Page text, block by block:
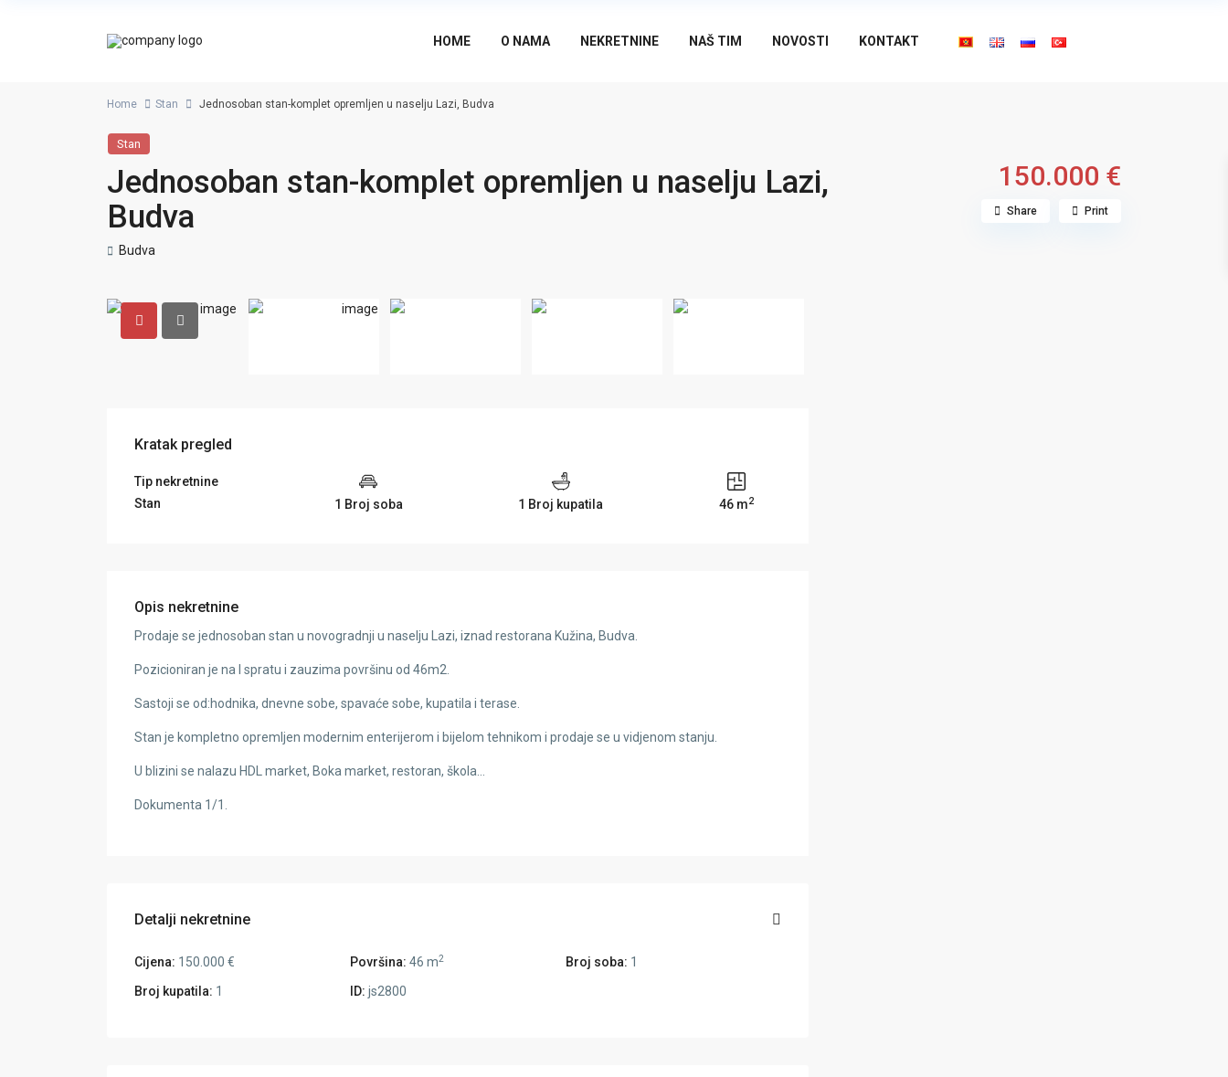
HOME O NAMA NEKRETNINE NAŠ TIM NOVOSTI KONTAKT
Home Stan Jednosoban stan-komplet opremljen u naselju Lazi, Budva
Stan
Jednosoban stan-komplet opremljen u naselju Lazi,
Budva
150.000 €
Budva
Share Print
Kratak pregled
Tip nekretnine
Stan
1 Broj soba 1 Broj kupatila 46 m2
Opis nekretnine
Prodaje se jednosoban stan u novogradnji u naselju Lazi, iznad restorana Kužina, Budva.
Pozicioniran je na I spratu i zauzima površinu od 46m2.
Sastoji se od:hodnika, dnevne sobe, spavaće sobe, kupatila i terase.
Stan je kompletno opremljen modernim enterijerom i bijelom tehnikom i prodaje se u vidjenom stanju.
U blizini se nalazu HDL market, Boka market, restoran, škola…
Dokumenta 1/1.
Detalji nekretnine
Cijena: 150.000 € Površina: 46 m2 Broj soba: 1
Broj kupatila: 1 ID: js2800